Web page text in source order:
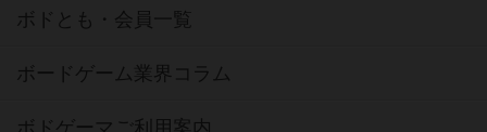
ボドとも・会員一覧
ボードゲーム業界コラム